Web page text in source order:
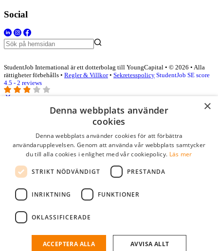
Social
StudentJob International är ett dotterbolag till YoungCapital • © 2026 • Alla
rättigheter förbehålls • Regler & Villkor• Sekretesspolicy StudentJob SE score
4.5 - 2 reviews
Logga in som företag
Lösenord
kom ihåg mig
logga in
Kostnadsfri företagsprofil
och söka efter passande kandidater till ditt företag.
×
Denna webbplats använder
cookies
Denna webbplats använder cookies för att förbättra
användarupplevelsen. Genom att använda vår webbplats samtycker
du till alla cookies i enlighet med vår cookiepolicy. Läs mer
STRIKT NÖDVÄNDIGT PRESTANDA
INRIKTNING FUNKTIONER
OKLASSIFICERADE
ACCEPTERA ALLA AVVISA ALLT